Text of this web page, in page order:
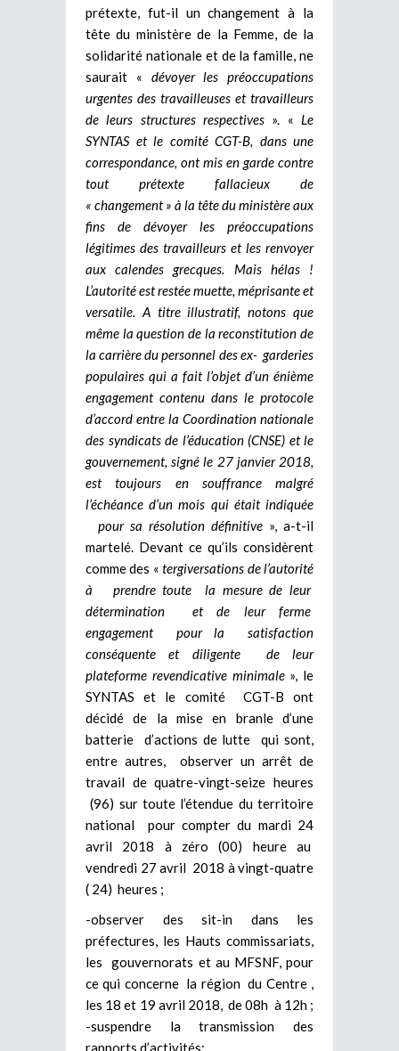
prétexte, fut-il un changement à la
tête du ministère de la Femme, de la
solidarité nationale et de la famille, ne
saurait « dévoyer les préoccupations
urgentes des travailleuses et travailleurs
de leurs structures respectives ». « Le
SYNTAS et le comité CGT-B, dans une
correspondance, ont mis en garde contre
tout prétexte fallacieux de
« changement » à la tête du ministère aux
fins de dévoyer les préoccupations
légitimes des travailleurs et les renvoyer
aux calendes grecques. Mais hélas !
L’autorité est restée muette, méprisante et
versatile. A titre illustratif, notons que
même la question de la reconstitution de
la carrière du personnel des ex- garderies
populaires qui a fait l’objet d’un énième
engagement contenu dans le protocole
d’accord entre la Coordination nationale
des syndicats de l’éducation (CNSE) et le
gouvernement, signé le 27 janvier 2018,
est toujours en souffrance malgré
l’échéance d’un mois qui était indiquée
pour sa résolution définitive », a-t-il
martelé. Devant ce qu’ils considèrent
comme des «tergiversations de l’autorité
à prendre toute la mesure de leur
détermination et de leur ferme
engagement pour la satisfaction
conséquente et diligente de leur
plateforme revendicative minimale», le
SYNTAS et le comité CGT-B ont
décidé de la mise en branle d’une
batterie d’actions de lutte qui sont,
entre autres, observer un arrêt de
travail de quatre-vingt-seize heures
(96) sur toute l’étendue du territoire
national pour compter du mardi 24
avril 2018 à zéro (00) heure au
vendredi 27 avril 2018 à vingt-quatre
( 24) heures ;
-observer des sit-in dans les
préfectures, les Hauts commissariats,
les gouvernorats et au MFSNF, pour
ce qui concerne la région du Centre ,
les 18 et 19 avril 2018, de 08h à 12h ;
-suspendre la transmission des
rapports d’activités;